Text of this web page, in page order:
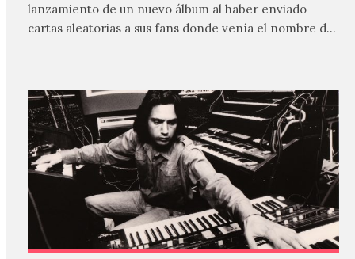
lanzamiento de un nuevo álbum al haber enviado
cartas aleatorias a sus fans donde venía el nombre de